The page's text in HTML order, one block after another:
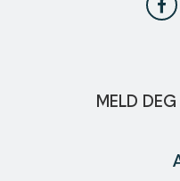
MELD DEG